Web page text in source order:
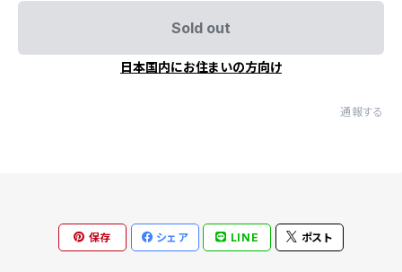
Sold out
日本国内にお住まいの方向け
通報する
保存 シェア LINE ポスト